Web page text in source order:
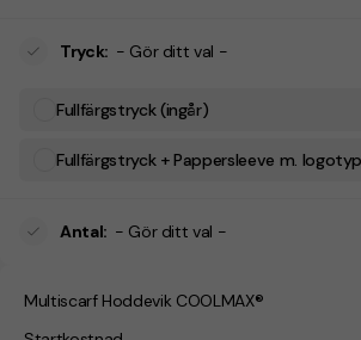
Tryck: - Gör ditt val -
Fullfärgstryck (ingår)
Fullfärgstryck + Pappersleeve m. logotyp
Antal: - Gör ditt val -
Multiscarf Hoddevik COOLMAX®